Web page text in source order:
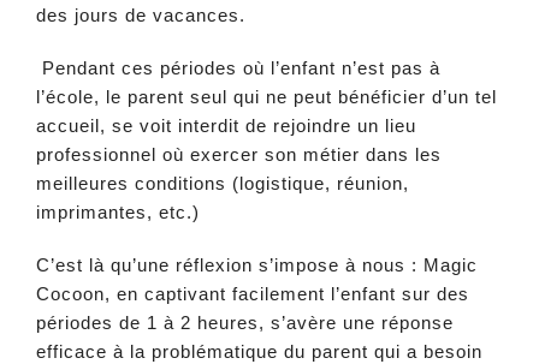
des jours de vacances.
Pendant ces périodes où l’enfant n’est pas à
l’école, le parent seul qui ne peut bénéficier d’un tel
accueil, se voit interdit de rejoindre un lieu
professionnel où exercer son métier dans les
meilleures conditions (logistique, réunion,
imprimantes, etc.)
C’est là qu’une réflexion s’impose à nous : Magic
Cocoon, en captivant facilement l’enfant sur des
périodes de 1 à 2 heures, s’avère une réponse
efficace à la problématique du parent qui a besoin